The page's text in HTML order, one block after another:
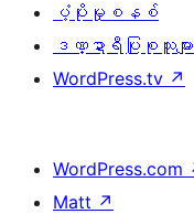
ပံ့ပိုးမှုစနစ်
ဒဏ္ဍာရီပြုစုသူများ
WordPress.tv ↗
WordPress.com
Matt ↗